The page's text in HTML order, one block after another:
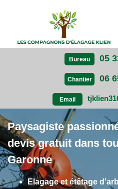
Bureau 05
Chantier 06
Email
Paysagiste
devis gratuit dans
Garonne
Elagage et étêtage